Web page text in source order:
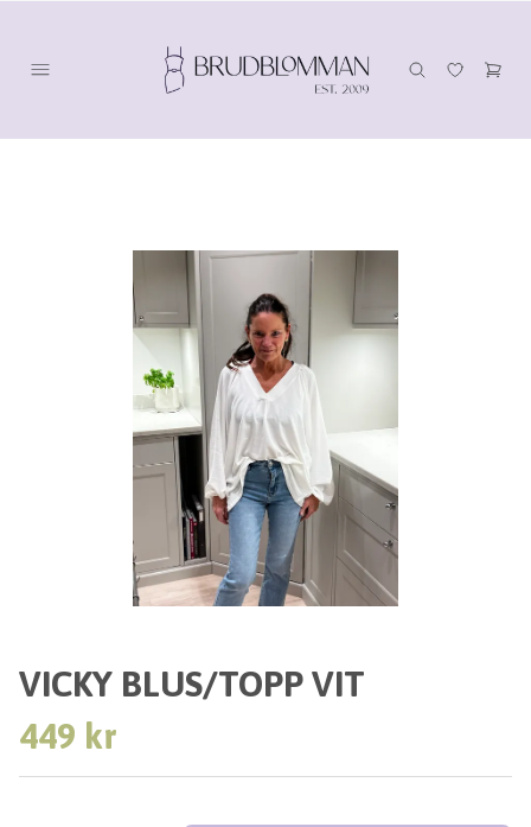
VICKY BLUS/TOPP VIT
449 kr